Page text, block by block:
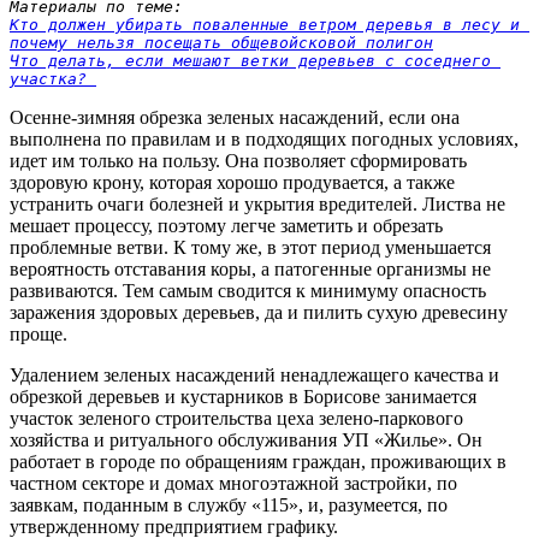
Материалы по теме:
Кто должен убирать поваленные ветром деревья в лесу и
почему нельзя посещать общевойсковой полигон
Что делать, если мешают ветки деревьев с соседнего
участка?
Осенне-зимняя обрезка зеленых насаждений, если она
выполнена по правилам и в подходящих погодных условиях,
идет им только на пользу. Она позволяет сформировать
здоровую крону, которая хорошо продувается, а также
устранить очаги болезней и укрытия вредителей. Листва не
мешает процессу, поэтому легче заметить и обрезать
проблемные ветви. К тому же, в этот период уменьшается
вероятность отставания коры, а патогенные организмы не
развиваются. Тем самым сводится к минимуму опасность
заражения здоровых деревьев, да и пилить сухую древесину
проще.
Удалением зеленых насаждений ненадлежащего качества и
обрезкой деревьев и кустарников в Борисове занимается
участок зеленого строительства цеха зелено-паркового
хозяйства и ритуального обслуживания УП «Жилье». Он
работает в городе по обращениям граждан, проживающих в
частном секторе и домах многоэтажной застройки, по
заявкам, поданным в службу «115», и, разумеется, по
утвержденному предприятием графику.